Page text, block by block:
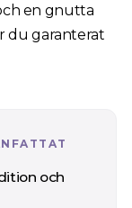
en gnutta
du garanterat
och